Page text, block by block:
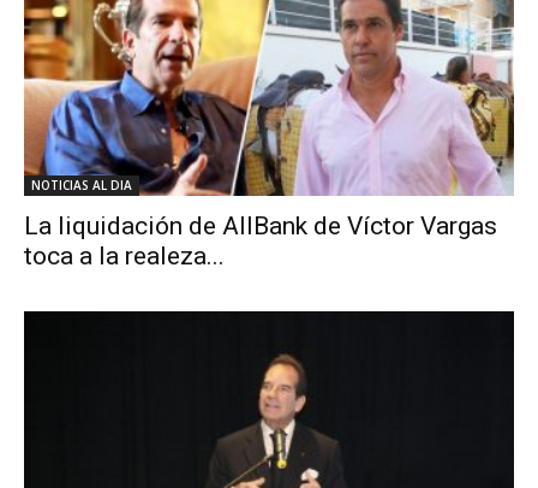
NOTICIAS AL DIA
La liquidación de AllBank de Víctor Vargas
toca a la realeza...